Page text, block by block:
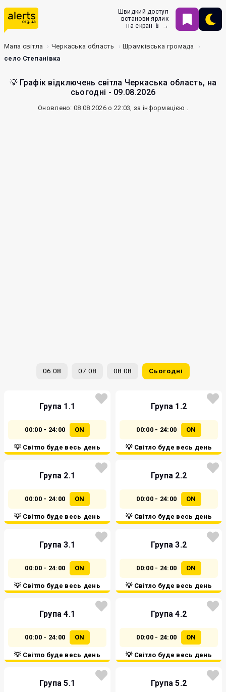
Швидкий доступ
встанови ярлик
на екран 📱 →
Мапа світла Черкаська область
Шрамківська громада
село Степанівка
💡 Графік відключень світла Черкаська область, на
сьогодні - 09.08.2026
Оновлено: 08.08.2026 о 22:03, за інформацією .
06.08 07.08 08.08 Сьогодні
Група 1.1
00:00 - 24:00 ON
💡 Світло буде весь день
Група 1.2
00:00 - 24:00 ON
💡 Світло буде весь день
Група 2.1
00:00 - 24:00 ON
💡 Світло буде весь день
Група 2.2
00:00 - 24:00 ON
💡 Світло буде весь день
Група 3.1
00:00 - 24:00 ON
💡 Світло буде весь день
Група 3.2
00:00 - 24:00 ON
💡 Світло буде весь день
Група 4.1
00:00 - 24:00 ON
💡 Світло буде весь день
Група 4.2
00:00 - 24:00 ON
💡 Світло буде весь день
Група 5.1 Група 5.2